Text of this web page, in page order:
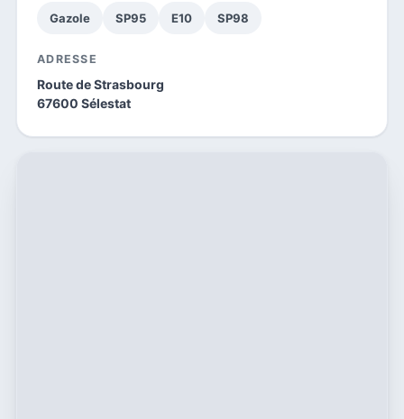
Gazole SP95 E10 SP98
ADRESSE
Route de Strasbourg
67600 Sélestat